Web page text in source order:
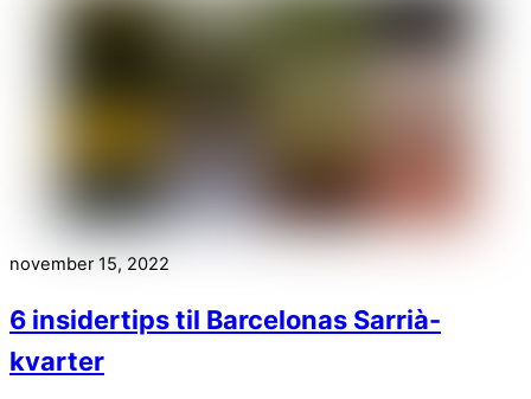
november 15, 2022
6 insidertips til Barcelonas Sarrià-
kvarter